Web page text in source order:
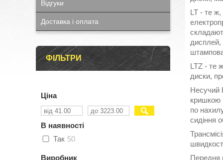
LT - те ж,
дисплей,
LTZ - те
диски,
Несучий
кришкою
по
сидіння
Передня
Відгуки
Доставка і оплата
ФІЛЬТРИ
Ціна
В наявності
Так 50
Виробник